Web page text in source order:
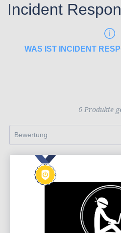
Incident
WAS IST INCIDENT
6 Produkte